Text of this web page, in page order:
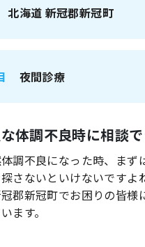
質問
北海道 新冠郡新冠町
夜間診療
体調不良時に相談
調不良になった時、まず
さないといけないですよ
郡新冠町でお困りの皆様
ます。